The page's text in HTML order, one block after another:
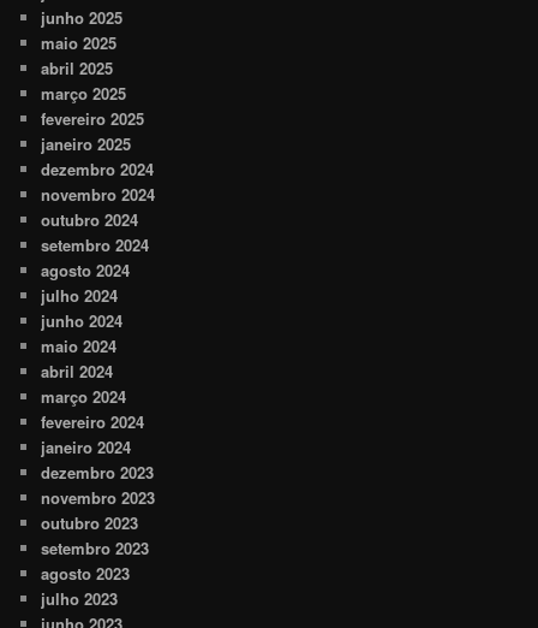
junho 2025
maio 2025
abril 2025
março 2025
fevereiro 2025
janeiro 2025
dezembro 2024
novembro 2024
outubro 2024
setembro 2024
agosto 2024
julho 2024
junho 2024
maio 2024
abril 2024
março 2024
fevereiro 2024
janeiro 2024
dezembro 2023
novembro 2023
outubro 2023
setembro 2023
agosto 2023
julho 2023